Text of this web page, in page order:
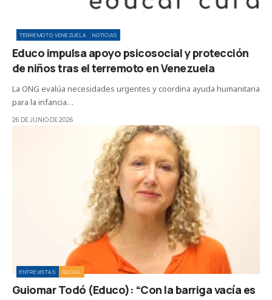
TERREMOTO VENEZUELA NOTICIAS
Educo impulsa apoyo psicosocial y protección
de niños tras el terremoto en Venezuela
La ONG evalúa necesidades urgentes y coordina ayuda humanitaria
para la infancia…
26 DE JUNIO DE 2026
ENTREVISTAS SOCIAL
Guiomar Todó (Educo): “Con la barriga vacía es